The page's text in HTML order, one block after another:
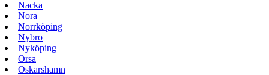
Nacka
Nora
Norrköping
Nybro
Nyköping
Orsa
Oskarshamn